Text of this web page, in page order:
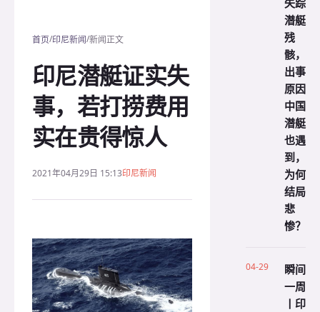
首页/印尼新闻/新闻正文
印尼潜艇证实失
事，若打捞费用
实在贵得惊人
2021年04月29日 15:13印尼新闻
潜艇
残
骸，
出事
原因
中国
潜艇
也遇
到，
为何
结局
悲
惨？
04-29
瞬间
一周
丨印